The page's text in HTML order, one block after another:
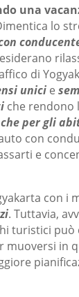
una
lo
di
unicie
che rendono
per gli
con
e
con i
. Tuttavia,
turistici può
muoversi in